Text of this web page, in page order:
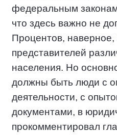
федеральным
что здесь важно не
Процентов,
представителей
населения. Но
должны быть люди с
деятельности, с
документами, в
прокомментировал